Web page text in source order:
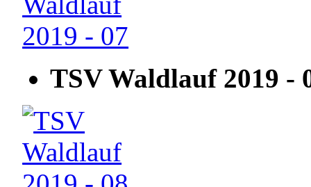
TSV Waldlauf 2019 -